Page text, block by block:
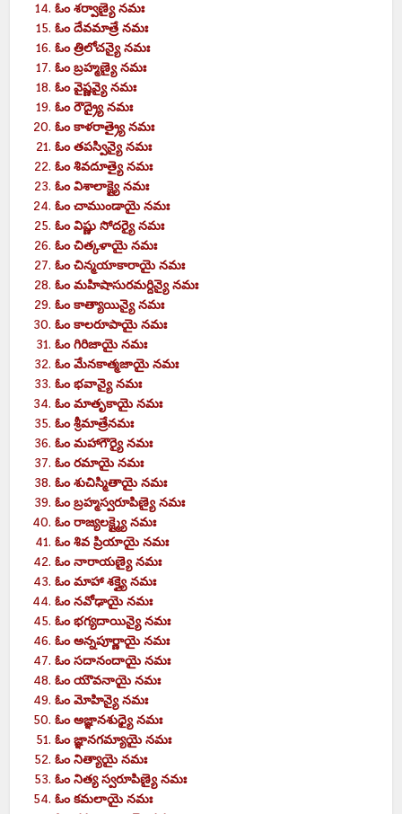
ఓం శర్వాణ్యై నమః
ఓం దేవమాత్రే నమః
ఓం త్రిలోచన్యై నమః
ఓం బ్రహ్మణ్యై నమః
ఓం వైష్ణవ్యై నమః
ఓం రౌద్ర్యై నమః
ఓం కాళరాత్ర్యై నమః
ఓం తపస్విన్యై నమః
ఓం శివదూత్యై నమః
ఓం విశాలాక్ష్యై నమః
ఓం చాముండాయై నమః
ఓం విష్ణు సోదర్యై నమః
ఓం చిత్కళాయై నమః
ఓం చిన్మయాకారాయై నమః
ఓం మహిషాసురమర్దిన్యై నమః
ఓం కాత్యాయిన్యై నమః
ఓం కాలరూపాయై నమః
ఓం గిరిజాయై నమః
ఓం మేనకాత్మజాయై నమః
ఓం భవాన్యై నమః
ఓం మాతృకాయై నమః
ఓం శ్రీమాత్రేనమః
ఓం మహాగౌర్యై నమః
ఓం రమాయై నమః
ఓం శుచిస్మితాయై నమః
ఓం బ్రహ్మస్వరూపిణ్యై నమః
ఓం రాజ్యలక్ష్మ్యై నమః
ఓం శివ ప్రియాయై నమః
ఓం నారాయణ్యై నమః
ఓం మాహా శక్త్యై నమః
ఓం నవోఢాయై నమః
ఓం భగ్యదాయిన్యై నమః
ఓం అన్నపూర్ణాయై నమః
ఓం సదానందాయై నమః
ఓం యౌవనాయై నమః
ఓం మోహిన్యై నమః
ఓం అజ్ఞానశుధ్యై నమః
ఓం జ్ఞానగమ్యాయై నమః
ఓం నిత్యాయై నమః
ఓం నిత్య స్వరూపిణ్యై నమః
ఓం కమలాయై నమః